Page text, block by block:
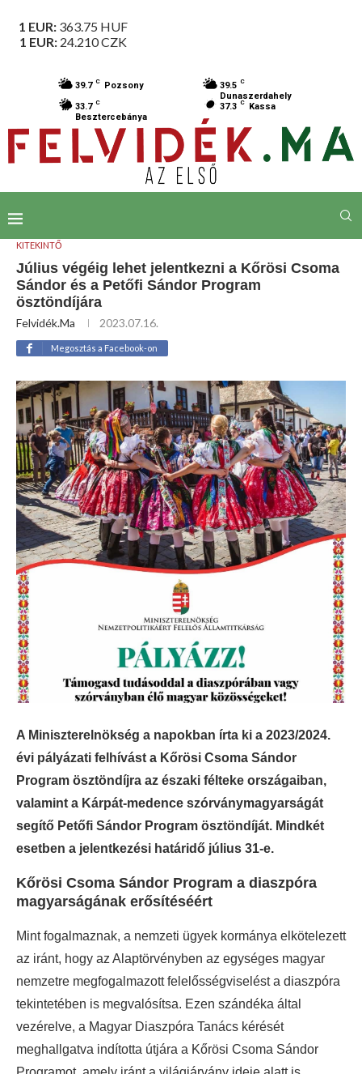
1 EUR: 363.75 HUF
1 EUR: 24.210CZK
39.7 C Pozsony 39.5 C
Dunaszerdahely
33.7 C
Besztercebánya
37.3 C Kassa
KITEKINTŐ
Július végéig lehet jelentkezni a Kőrösi Csoma
Sándor és a Petőfi Sándor Program
ösztöndíjára
Felvidék.ma 2023.07.16.
Megosztás a Facebook-on
A Miniszterelnökség a napokban írta ki a 2023/2024.
évi pályázati felhívást a Kőrösi Csoma Sándor
Program ösztöndíjra az északi félteke országaiban,
valamint a Kárpát-medence szórványmagyarságát
segítő Petőfi Sándor Program ösztöndíját. Mindkét
esetben a jelentkezési határidő július 31-e.
Kőrösi Csoma Sándor Program a diaszpóra
magyarságának erősítéséért
Mint fogalmaznak, a nemzeti ügyek kormánya elkötelezett
az iránt, hogy az Alaptörvényben az egységes magyar
nemzetre megfogalmazott felelősségviselést a diaszpóra
tekintetében is megvalósítsa. Ezen szándéka által
vezérelve, a Magyar Diaszpóra Tanács kérését
meghallgatva indította útjára a Kőrösi Csoma Sándor